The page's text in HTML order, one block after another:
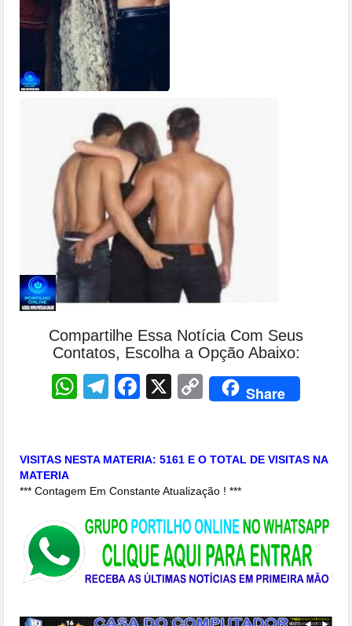
Compartilhe Essa Notícia Com Seus
Contatos, Escolha a Opção Abaixo:
WhatsApp
Telegram
Facebook
X CopyShare
VISITAS NESTA MATERIA: 5161 E O TOTAL DE VISITAS NA
MATERIA
*** Contagem Em Constante Atualização ! ***